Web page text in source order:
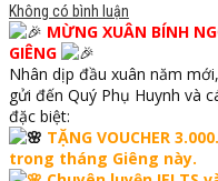
Không có bình luận
MỪNG XUÂN BÍNH
GIÊNG
Nhân dịp đầu xuân năm
gửi đến Quý Phụ Huynh và
đặc biệt:
TẶNG VOUCHER
trong tháng Giêng này.